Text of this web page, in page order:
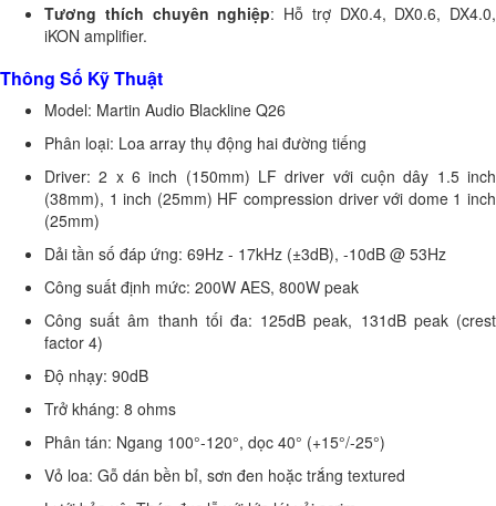
Tương thích chuyên nghiệp: Hỗ trợ DX0.4, DX0.6, DX4.0,
iKON amplifier.
Thông Số Kỹ Thuật
Model: Martin Audio Blackline Q26
Phân loại: Loa array thụ động hai đường tiếng
Driver: 2 x 6 inch (150mm) LF driver với cuộn dây 1.5 inch
(38mm), 1 inch (25mm) HF compression driver với dome 1 inch
(25mm)
Dải tần số đáp ứng: 69Hz - 17kHz (±3dB), -10dB @ 53Hz
Công suất định mức: 200W AES, 800W peak
Công suất âm thanh tối đa: 125dB peak, 131dB peak (crest
factor 4)
Độ nhạy: 90dB
Trở kháng: 8 ohms
Phân tán: Ngang 100°-120°, dọc 40° (+15°/-25°)
Vỏ loa: Gỗ dán bền bỉ, sơn đen hoặc trắng textured